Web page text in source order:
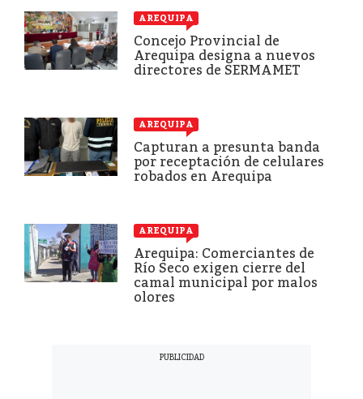
AREQUIPA
Concejo Provincial de
Arequipa designa a nuevos
directores de SERMAMET
AREQUIPA
Capturan a presunta banda
por receptación de celulares
robados en Arequipa
AREQUIPA
Arequipa: Comerciantes de
Río Seco exigen cierre del
camal municipal por malos
olores